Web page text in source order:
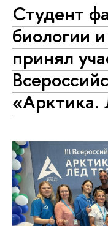
Студент
биологии
принял
«Арктика.